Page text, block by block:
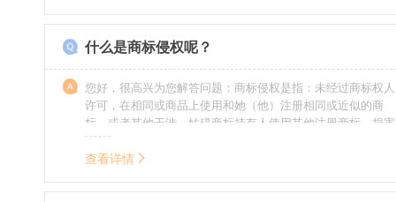
什么是商标侵权呢？
您好，很高兴为您解答问题：商标侵权是指：未经过商标权人
许可，在相同或商品上使用和她（他）注册相同或近似的商
标，或者其他干涉、妨碍商标持有人使用其他注册商标，损害
商标持有人合法权益的其他行为。侵权的人通常需要承担侵权
的责任，明知侵权的行为的人要承担赔偿的责任。情节严重
查看详情